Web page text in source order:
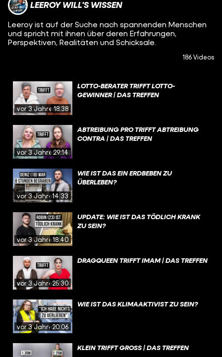
LEEROY WILL'S WISSEN
Leeroy ist auf der Suche nach spannenden Menschen
und spricht mit ihnen über deren Erfahrungen,
Perspektiven, Realitäten und Schicksale.
186 Videos
vor 3 Jahren18:38
LOTTO-BERATER TRIFFT LOTTO-
GEWINNER | DAS TREFFEN
vor 3 Jahren29:14
ABTREIBUNG PRO TRIFFT ABTREIBUNG
CONTRA | DAS TREFFEN
vor 3 Jahren14:33
WIE IST DAS EIN ERDBEBEN ZU
ÜBERLEBEN?
vor 3 Jahren18:40
UPDATE: WIE IST DAS TÖDLICH KRANK
ZU SEIN?
vor 3 Jahren25:30
DRAGQUEEN TRIFFT IMAM | DAS TREFFEN
vor 3 Jahren20:06
WIE IST DAS KLIMAAKTIVIST ZU SEIN?
KLEIN TRIFFT GROSS | DAS TREFFEN